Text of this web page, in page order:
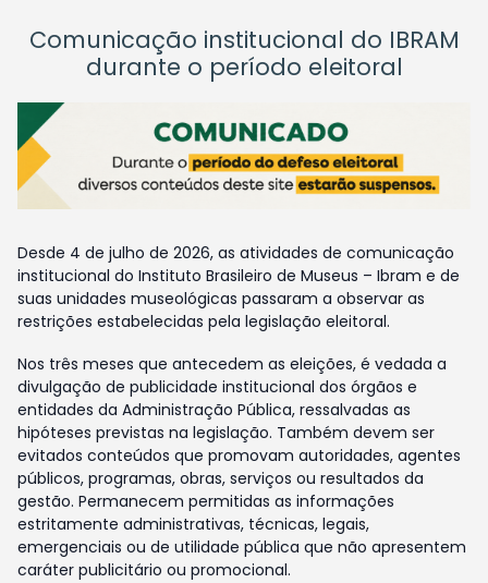
Comunicação institucional do IBRAM
durante o período eleitoral
Desde 4 de julho de 2026, as atividades de comunicação
institucional do Instituto Brasileiro de Museus – Ibram e de
suas unidades museológicas passaram a observar as
restrições estabelecidas pela legislação eleitoral.
Nos três meses que antecedem as eleições, é vedada a
divulgação de publicidade institucional dos órgãos e
entidades da Administração Pública, ressalvadas as
hipóteses previstas na legislação. Também devem ser
evitados conteúdos que promovam autoridades, agentes
públicos, programas, obras, serviços ou resultados da
gestão. Permanecem permitidas as informações
estritamente administrativas, técnicas, legais,
emergenciais ou de utilidade pública que não apresentem
caráter publicitário ou promocional.